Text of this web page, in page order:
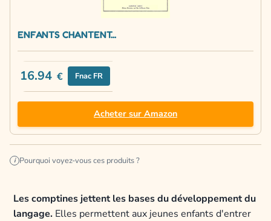
ENFANTS CHANTENT...
16.94 € Fnac FR
Acheter sur Amazon
i Pourquoi voyez-vous ces produits ?
Les comptines jettent les bases du développement du
langage. Elles permettent aux jeunes enfants d'entrer